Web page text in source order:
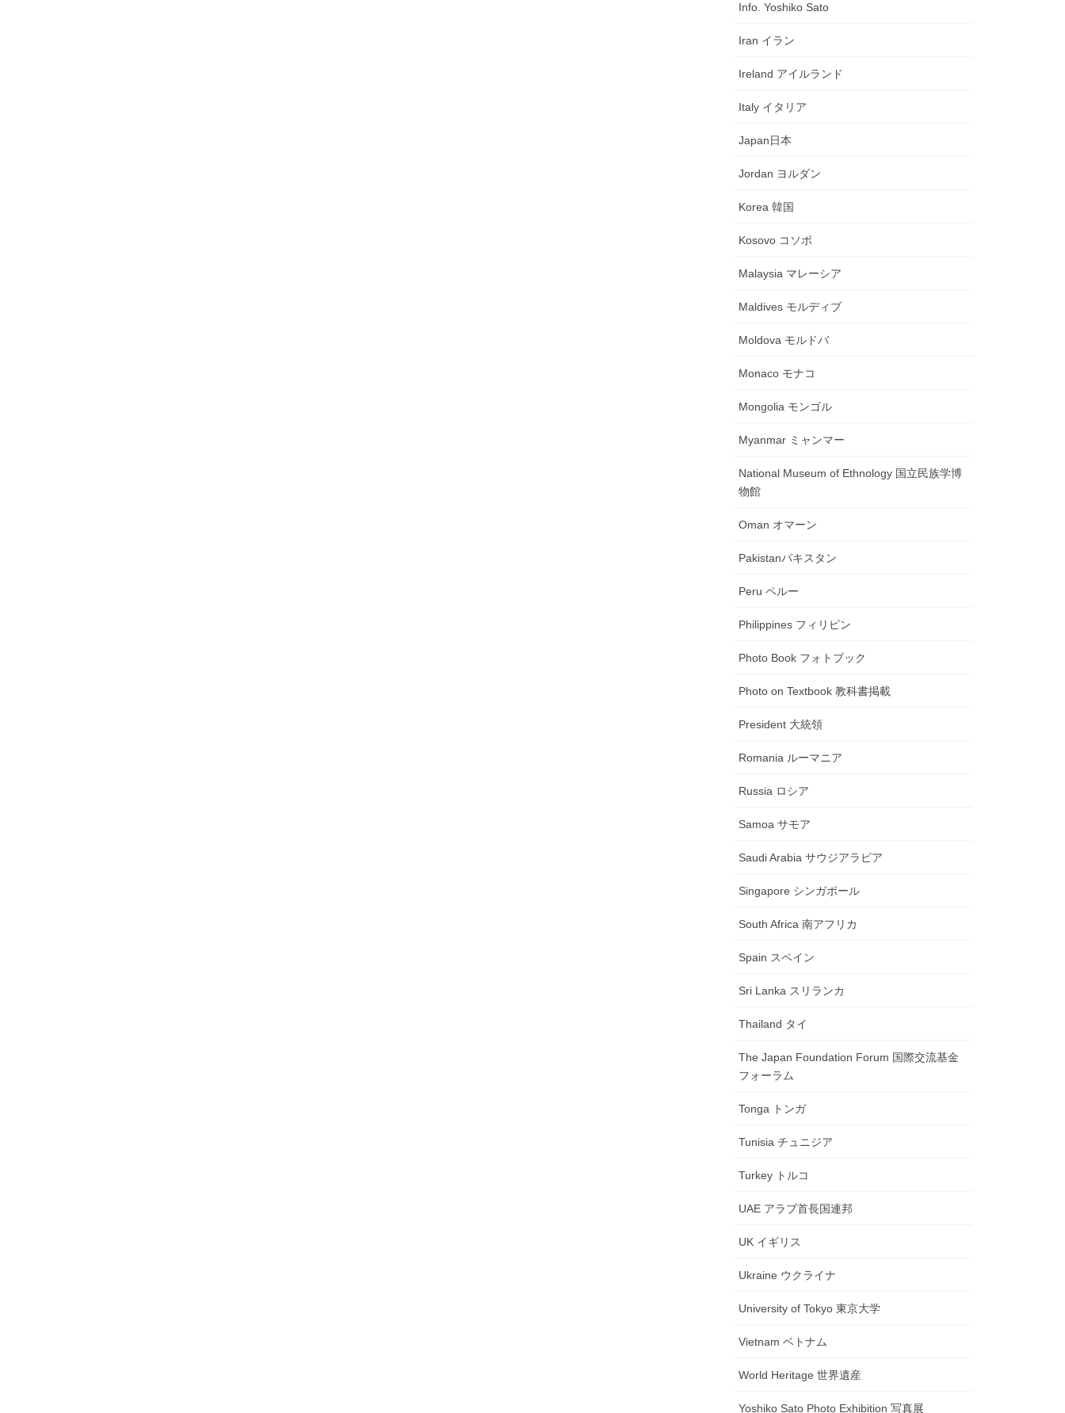
Info. Yoshiko Sato
Iran イラン
Ireland アイルランド
Italy イタリア
Japan日本
Jordan ヨルダン
Korea 韓国
Kosovo コソボ
Malaysia マレーシア
Maldives モルディブ
Moldova モルドバ
Monaco モナコ
Mongolia モンゴル
Myanmar ミャンマー
National Museum of Ethnology 国立民族学博
物館
Oman オマーン
Pakistanパキスタン
Peru ペルー
Philippines フィリピン
Photo Book フォトブック
Photo on Textbook 教科書掲載
President 大統領
Romania ルーマニア
Russia ロシア
Samoa サモア
Saudi Arabia サウジアラビア
Singapore シンガポール
South Africa 南アフリカ
Spain スペイン
Sri Lanka スリランカ
Thailand タイ
The Japan Foundation Forum 国際交流基金
フォーラム
Tonga トンガ
Tunisia チュニジア
Turkey トルコ
UAE アラブ首長国連邦
UK イギリス
Ukraine ウクライナ
University of Tokyo 東京大学
Vietnam ベトナム
World Heritage 世界遺産
Yoshiko Sato Photo Exhibition 写真展